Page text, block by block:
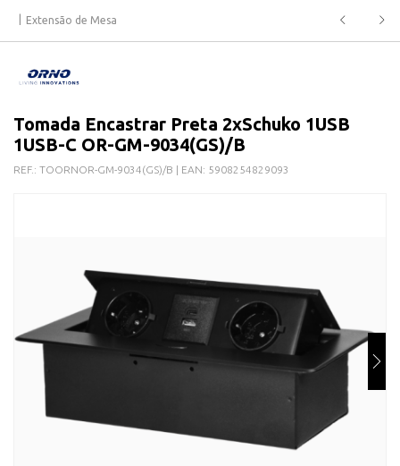
Extensão de Mesa
Tomada Encastrar Preta 2xSchuko 1USB
1USB-C OR-GM-9034(GS)/B
REF.: TOORNOR-GM-9034(GS)/B | EAN: 5908254829093